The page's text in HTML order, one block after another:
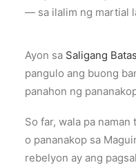
— sa ilalim ng martial
Ayon sa Saligang Batas
pangulo ang buong
panahon ng
So far, wala pa
o pananakop sa
rebelyon ay ang